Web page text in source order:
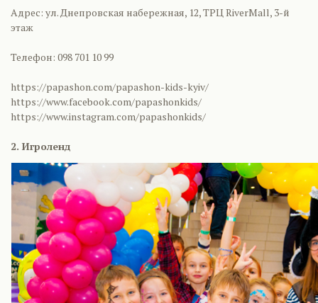
Адрес: ул. Днепровская набережная, 12, ТРЦ RiverMall, 3-й
этаж
Телефон: 098 701 10 99
https://papashon.com/papashon-kids-kyiv/
https://www.facebook.com/papashonkids/
https://www.instagram.com/papashonkids/
2. Игроленд